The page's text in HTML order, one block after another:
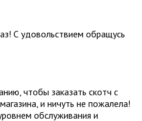
С удовольствием обращусь
чтобы заказать скотч с
и ничуть не пожалела!
обслуживания и